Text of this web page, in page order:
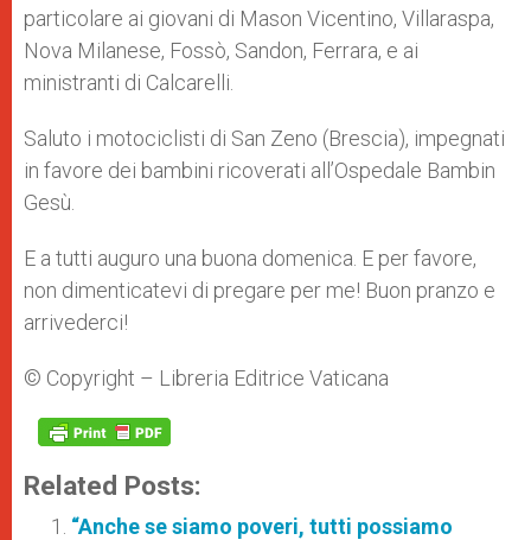
particolare ai giovani di Mason Vicentino, Villaraspa,
Nova Milanese, Fossò, Sandon, Ferrara, e ai
ministranti di Calcarelli.
Saluto i motociclisti di San Zeno (Brescia), impegnati
in favore dei bambini ricoverati all’Ospedale Bambin
Gesù.
E a tutti auguro una buona domenica. E per favore,
non dimenticatevi di pregare per me! Buon pranzo e
arrivederci!
© Copyright – Libreria Editrice Vaticana
Related Posts:
“Anche se siamo poveri, tutti possiamo